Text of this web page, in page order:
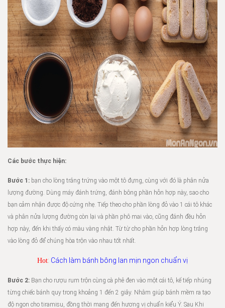
Các bước thực hiện:
Bước 1: bạn cho lòng trắng trứng vào một tô đựng, cùng với đó là phân nửa
lượng đường. Dùng máy đánh trứng, đánh bông phần hỗn hợp này, sao cho
bạn cảm nhận được độ cứng nhẹ. Tiếp theo cho phần lòng đỏ vào 1 cái tô khác
và phân nửa lượng đường còn lại và phần phô mai vào, cũng đánh đều hỗn
hợp này, đến khi thấy có màu vàng nhật. Từ từ cho phần hỗn hợp lòng trắng
vào lòng đỏ để chúng hòa trộn vào nhau tốt nhất.
Hot: Cách làm bánh bông lan mịn ngon chuẩn vị
Bước 2: Bạn cho rượu rum trộn cùng cà phê đen vào một cái tô, kế tiếp nhúng
từng chiếc bánh quy trong khoảng 1 đến 2 giây. Nhằm giúp bánh mềm ra tạo
độ ngon cho tiramisu, đồng thời mang đến hương vị chuẩn kiểu Ý. Sau Khi